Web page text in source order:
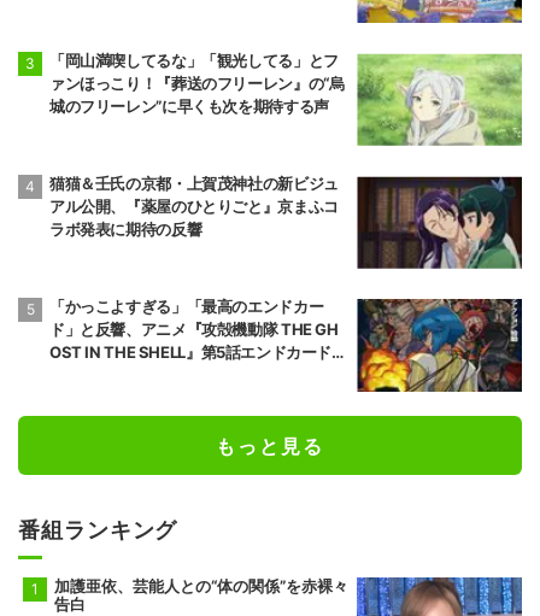
「岡山満喫してるな」「観光してる」とフ
ァンほっこり！『葬送のフリーレン』の“烏
城のフリーレン”に早くも次を期待する声
猫猫＆壬氏の京都・上賀茂神社の新ビジュ
アル公開、『薬屋のひとりごと』京まふコ
ラボ発表に期待の反響
「かっこよすぎる」「最高のエンドカー
ド」と反響、アニメ『攻殻機動隊 THE GH
OST IN THE SHELL』第5話エンドカード公
もっと見る
番組ランキング
加護亜依、芸能人との“体の関係”を赤裸々
告白